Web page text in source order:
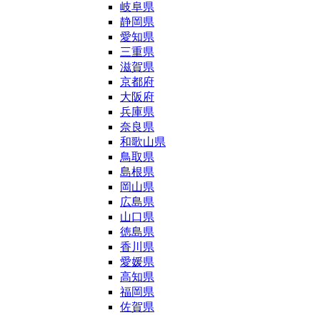
岐阜県
静岡県
愛知県
三重県
滋賀県
京都府
大阪府
兵庫県
奈良県
和歌山県
鳥取県
島根県
岡山県
広島県
山口県
徳島県
香川県
愛媛県
高知県
福岡県
佐賀県